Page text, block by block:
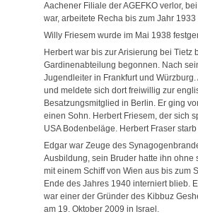
Aachener Filiale der AGEFKO verlor,
war, arbeitete Recha bis zum Jahr
Willy Friesem wurde im Mai 1938
Herbert war bis zur Arisierung bei Tietz
Gardinenabteilung begonnen. Nach
Jugendleiter in Frankfurt und
und meldete sich dort freiwillig zur
Besatzungsmitglied in Berlin. Er ging
einen Sohn. Herbert Friesem, der sich
USA Bodenbeläge. Herbert Fraser
Edgar war Zeuge des
Ausbildung, sein Bruder hatte ihn ohne
mit einem Schiff von Wien aus bis zum
Ende des Jahres 1940 interniert blieb.
war einer der Gründer des Kibbuz
am 19. Oktober 2009 in Israel.